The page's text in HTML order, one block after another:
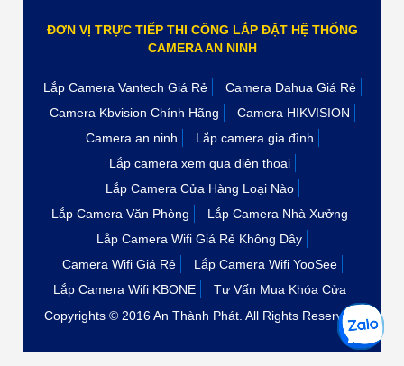
ĐƠN VỊ TRỰC TIẾP THI CÔNG LẮP ĐẶT HỆ THỐNG
CAMERA AN NINH
Lắp Camera Vantech Giá Rẻ
Camera Dahua Giá Rẻ
Camera Kbvision Chính Hãng
Camera HIKVISION
Camera an ninh
Lắp camera gia đình
Lắp camera xem qua điện thoại
Lắp Camera Cửa Hàng Loại Nào
Lắp Camera Văn Phòng
Lắp Camera Nhà Xưởng
Lắp Camera Wifi Giá Rẻ Không Dây
Camera Wifi Giá Rẻ
Lắp Camera Wifi YooSee
Lắp Camera Wifi KBONE
Tư Vấn Mua Khóa Cửa
Copyrights © 2016 An Thành Phát. All Rights Reserved.